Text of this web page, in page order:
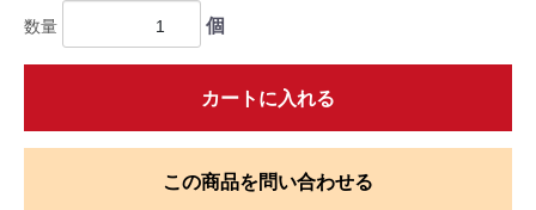
数量 個
カートに入れる
この商品を問い合わせる